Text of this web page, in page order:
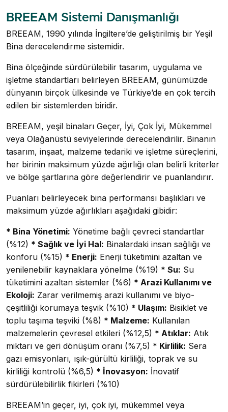
BREEAM Sistemi Danışmanlığı
BREEAM, 1990 yılında İngiltere’de geliştirilmiş bir Yeşil
Bina derecelendirme sistemidir.
Bina ölçeğinde sürdürülebilir tasarım, uygulama ve
işletme standartları belirleyen BREEAM, günümüzde
dünyanın birçok ülkesinde ve Türkiye’de en çok tercih
edilen bir sistemlerden biridir.
BREEAM, yeşil binaları Geçer, İyi, Çok İyi, Mükemmel
veya Olağanüstü seviyelerinde derecelendirilir. Binanın
tasarım, inşaat, malzeme tedariki ve işletme süreçlerini,
her birinin maksimum yüzde ağırlığı olan belirli kriterler
ve bölge şartlarına göre değerlendirir ve puanlandırır.
Puanları belirleyecek bina performansı başlıkları ve
maksimum yüzde ağırlıkları aşağıdaki gibidir:
* Bina Yönetimi: Yönetime bağlı çevreci standartlar
(%12) * Sağlık ve İyi Hal: Binalardaki insan sağlığı ve
konforu (%15) * Enerji: Enerji tüketimini azaltan ve
yenilenebilir kaynaklara yönelme (%19) * Su: Su
tüketimini azaltan sistemler (%6) * Arazi Kullanımı ve
Ekoloji: Zarar verilmemiş arazi kullanımı ve biyo-
çeşitliliği korumaya teşvik (%10) * Ulaşım: Bisiklet ve
toplu taşıma teşviki (%8) * Malzeme: Kullanılan
malzemelerin çevresel etkileri (%12,5) * Atıklar: Atık
miktarı ve geri dönüşüm oranı (%7,5) * Kirlilik: Sera
gazı emisyonları, ışık-gürültü kirliliği, toprak ve su
kirliliği kontrolü (%6,5) * İnovasyon: İnovatif
sürdürülebilirlik fikirleri (%10)
BREEAM’in geçer, iyi, çok iyi, mükemmel veya